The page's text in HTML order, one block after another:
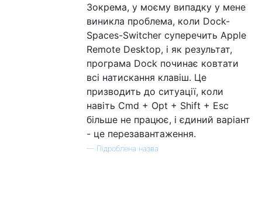
Зокрема, у моєму випадку у мене
виникла проблема, коли Dock-
Spaces-Switcher суперечить Apple
Remote Desktop, і як результат,
програма Dock починає ковтати
всі натискання клавіш. Це
призводить до ситуації, коли
навіть Cmd + Opt + Shift + Esc
більше не працює, і єдиний варіант
- це перезавантаження.
— Підроблена назва